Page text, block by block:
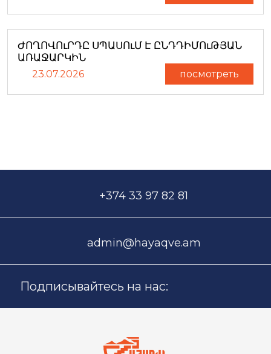
ԺՈՂՈՎՈւՐԴԸ ՍՊԱՍՈւՄ Է ԸՆԴԴԻՄՈւԹՅԱՆ
ԱՌԱՋԱՐԿԻՆ
23.07.2026 посмотреть
+374 33 97 82 81
admin@hayaqve.am
Подписывайтесь на нас: